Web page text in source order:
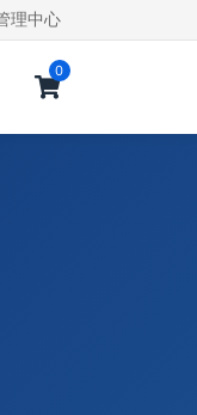
理中心
0